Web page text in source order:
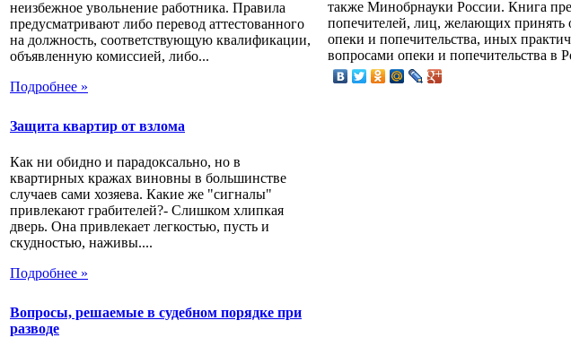
неизбежное увольнение работника. Правила
предусматривают либо перевод аттестованного
на должность, соответствующую квалификации,
объявленную комиссией, либо...
Подробнее »
Защита квартир от взлома
Как ни обидно и парадоксально, но в
квартирных кражах виновны в большинстве
случаев сами хозяева. Какие же "сигналы"
привлекают грабителей?- Слишком хлипкая
дверь. Она привлекает легкостью, пусть и
скудностью, наживы....
Подробнее »
Вопросы, решаемые в судебном порядке при
разводе
также Минобрнауки России. Книга
попечителей, лиц, желающих принять
опеки и попечительства, иных
вопросами опеки и попечительства в